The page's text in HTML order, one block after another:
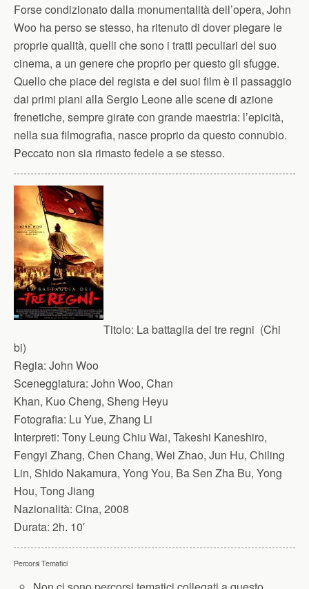
Forse condizionato dalla monumentalità dell’opera, John
Woo ha perso se stesso, ha ritenuto di dover piegare le
proprie qualità, quelli che sono i tratti peculiari del suo
cinema, a un genere che proprio per questo gli sfugge.
Quello che piace del regista e dei suoi film è il passaggio
dai primi piani alla Sergio Leone alle scene di azione
frenetiche, sempre girate con grande maestria: l’epicità,
nella sua filmografia, nasce proprio da questo connubio.
Peccato non sia rimasto fedele a se stesso.
Titolo: La battaglia dei tre regni (Chi
bi)
Regia: John Woo
Sceneggiatura: John Woo, Chan
Khan, Kuo Cheng, Sheng Heyu
Fotografia: Lu Yue, Zhang Li
Interpreti: Tony Leung Chiu Wai, Takeshi Kaneshiro,
Fengyi Zhang, Chen Chang, Wei Zhao, Jun Hu, Chiling
Lin, Shido Nakamura, Yong You, Ba Sen Zha Bu, Yong
Hou, Tong Jiang
Nazionalità: Cina, 2008
Durata: 2h. 10′
Percorsi Tematici